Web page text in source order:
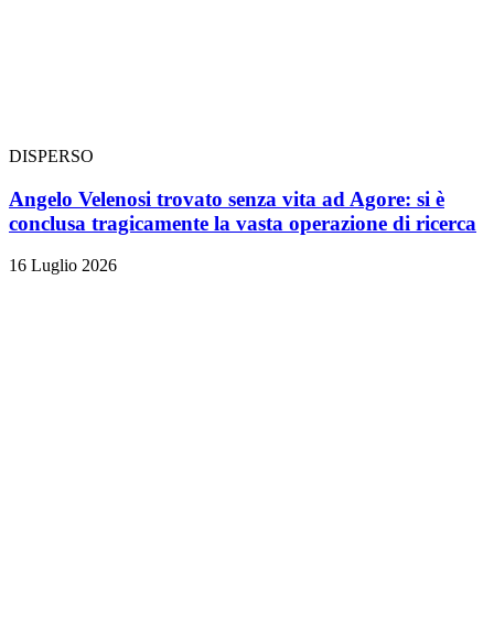
DISPERSO
Angelo Velenosi trovato senza vita ad Agore: si è
conclusa tragicamente la vasta operazione di ricerca
16 Luglio 2026